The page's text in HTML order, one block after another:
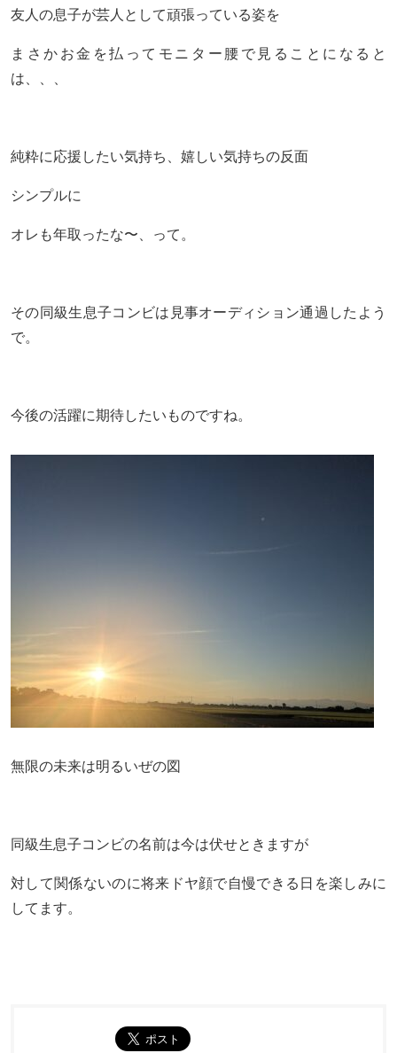
友人の息子が芸人として頑張っている姿を
まさかお金を払ってモニター腰で見ることになると
は、、、
純粋に応援したい気持ち、嬉しい気持ちの反面
シンプルに
オレも年取ったな〜、って。
その同級生息子コンビは見事オーディション通過したよう
で。
今後の活躍に期待したいものですね。
無限の未来は明るいぜの図
同級生息子コンビの名前は今は伏せときますが
対して関係ないのに将来ドヤ顔で自慢できる日を楽しみに
してます。